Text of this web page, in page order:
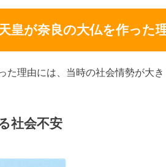
皇が奈良の大仏を作った
た理由には、当時の社会情勢が大き
社会不安